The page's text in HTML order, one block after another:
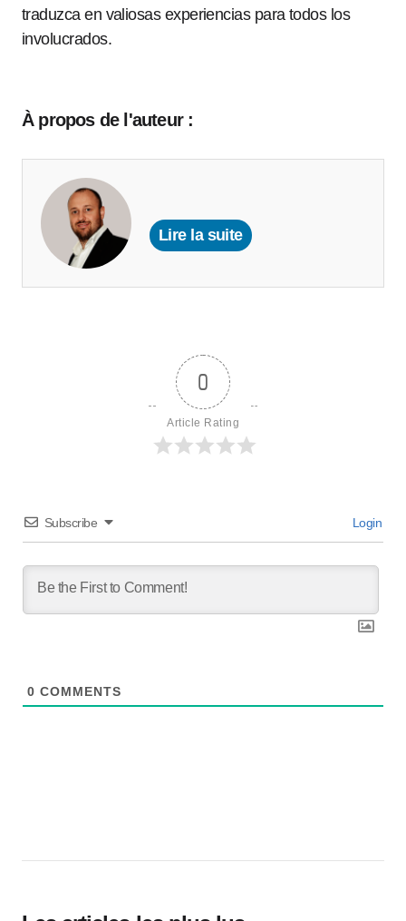
traduzca en valiosas experiencias para todos los
involucrados.
À propos de l'auteur :
Lire la suite
0
Article Rating
Subscribe Login
0 COMMENTS